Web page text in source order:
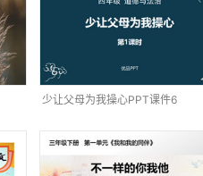
少让父母为我操心PPT课件6